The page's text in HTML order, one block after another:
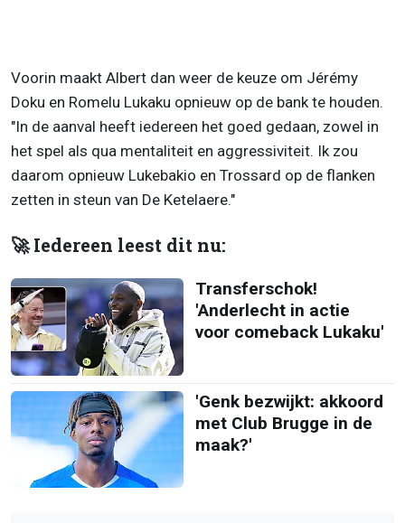
Voorin maakt Albert dan weer de keuze om Jérémy
Doku en Romelu Lukaku opnieuw op de bank te houden.
"In de aanval heeft iedereen het goed gedaan, zowel in
het spel als qua mentaliteit en aggressiviteit. Ik zou
daarom opnieuw Lukebakio en Trossard op de flanken
zetten in steun van De Ketelaere."
🚀 Iedereen leest dit nu:
Transferschok!
'Anderlecht in actie
voor comeback Lukaku'
'Genk bezwijkt: akkoord
met Club Brugge in de
maak?'